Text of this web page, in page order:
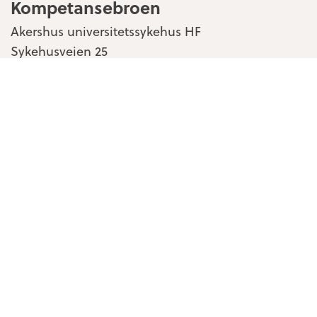
Kompetansebroen
Akershus universitetssykehus HF
Sykehusveien 25